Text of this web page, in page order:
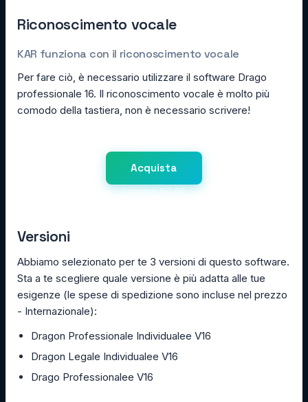
Riconoscimento vocale
KAR funziona con il riconoscimento vocale
Per fare ciò, è necessario utilizzare il software Drago
professionale 16. Il riconoscimento vocale è molto più
comodo della tastiera, non è necessario scrivere!
Acquista
1 license 150.00
Versioni
Abbiamo selezionato per te 3 versioni di questo software.
Sta a te scegliere quale versione è più adatta alle tue
esigenze (le spese di spedizione sono incluse nel prezzo
- Internazionale):
Dragon Professionale Individualee V16
Dragon Legale Individualee V16
Drago Professionalee V16